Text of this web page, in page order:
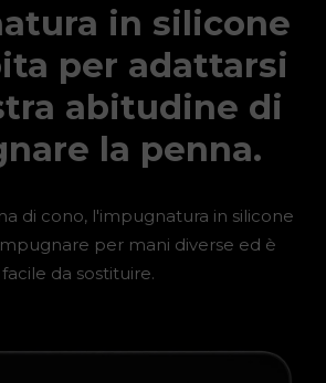
in silicone
per adattarsi
abitudine di
la penna.
di cono, l'impugnatura in silicone
per mani diverse ed è
facile da sostituire.